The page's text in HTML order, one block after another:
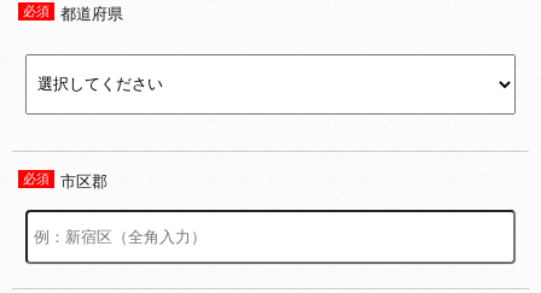
都道府県
市区郡